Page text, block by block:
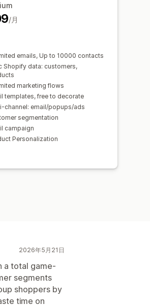
収集リスト
ンテーション
/月
emails, Up to 10000 contacts
Shopify data: customers,
marketing flows
templates, free to decorate
channel: email/popups/ads
segmentation
campaign
Personalization
2026年5月21日
a total game-
segments
shoppers by
time on